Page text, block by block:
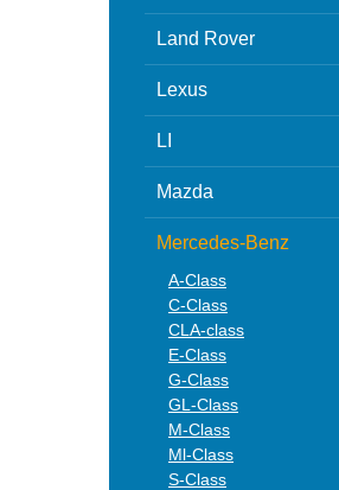
Land Rover
Lexus
LI
Mazda
Mercedes-Benz
A-Class
C-Class
CLA-class
E-Class
G-Class
GL-Class
M-Class
Ml-Class
S-Class